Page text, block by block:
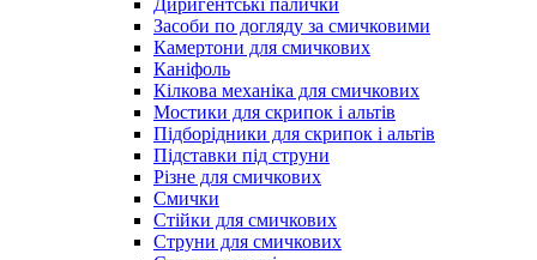
Диригентські палички
Засоби по догляду за смичковими
Камертони для смичкових
Каніфоль
Кілкова механіка для смичкових
Мостики для скрипок і альтів
Підборiдники для скрипок і альтів
Підставки під струни
Різне для смичкових
Смички
Стійки для смичкових
Струни для смичкових